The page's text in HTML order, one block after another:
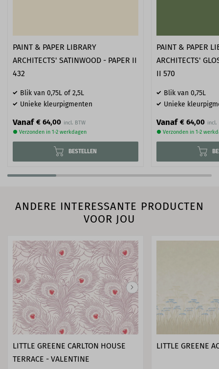
PAINT & PAPER LIBRARY
ARCHITECTS' SATINWOOD - PAPER II
432
Blik van 0,75L of 2,5L
Unieke kleurpigmenten
Vanaf € 64,00
● Verzonden in 1-2 werkdagen
BESTELLEN
PAINT & PAPER
ARCHITECTS'
II 570
Blik van 0,75L
Unieke
Vanaf € 64,00
● Verzonden in 1-2
ANDERE INTERESSANTE PRODUCTEN
VOOR JOU
LITTLE GREENE CARLTON HOUSE
TERRACE - VALENTINE
LITTLE GREENE